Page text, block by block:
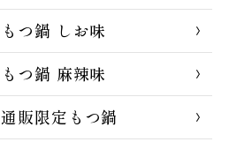
もつ鍋 しお味
もつ鍋 麻辣味
通販限定もつ鍋